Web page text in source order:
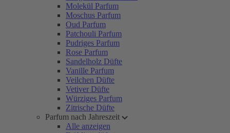
Molekül Parfum
Moschus Parfum
Oud Parfum
Patchouli Parfum
Pudriges Parfum
Rose Parfum
Sandelholz Düfte
Vanille Parfum
Veilchen Düfte
Vetiver Düfte
Würziges Parfum
Zitrische Düfte
Parfum nach Jahreszeit
Alle anzeigen